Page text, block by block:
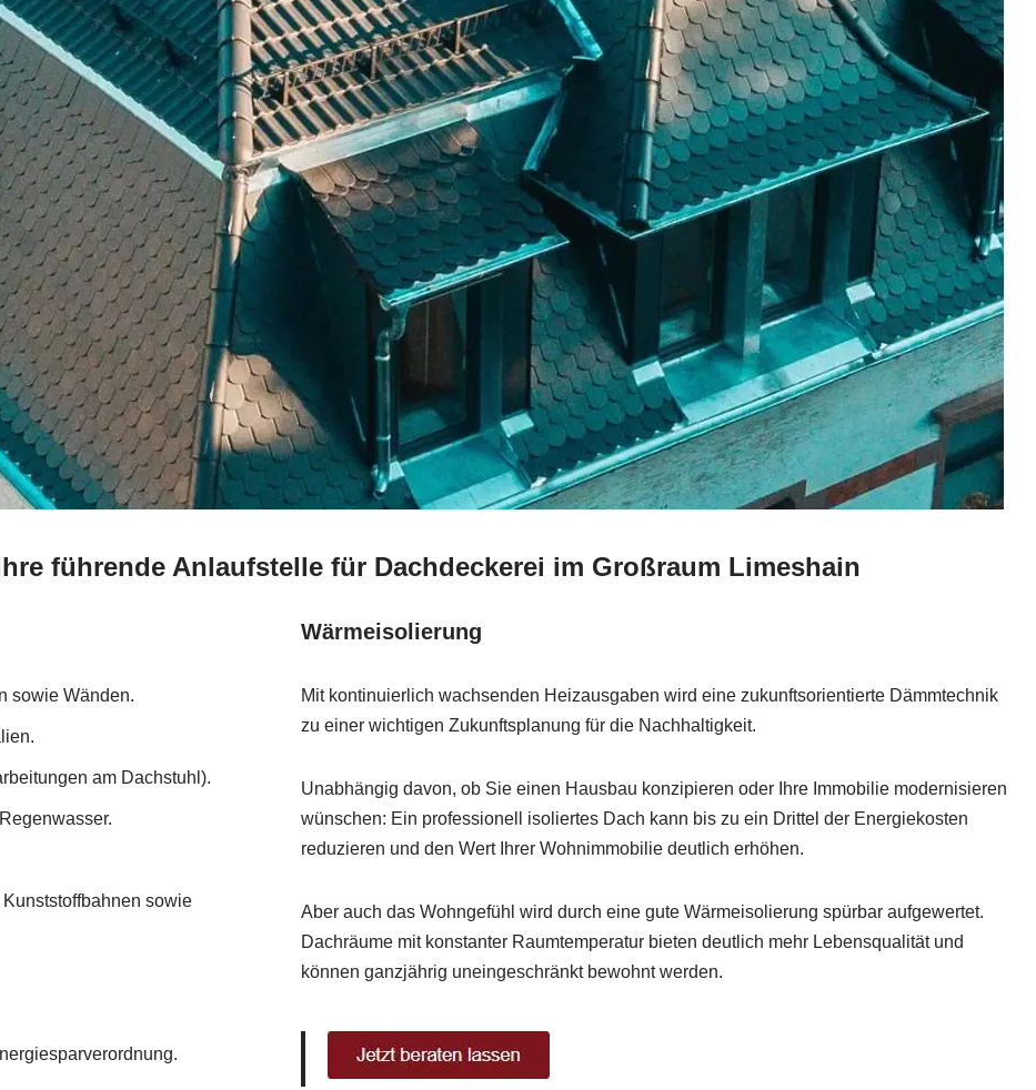
führende Anlaufstelle für Dachdeckerei im Großraum Limeshain
sowie Wänden.
am Dachstuhl).
sowie
Wärmeisolierung
Mit kontinuierlich wachsenden Heizausgaben wird eine zukunftsorientierte Dämmtechnik
zu einer wichtigen Zukunftsplanung für die Nachhaltigkeit.
Unabhängig davon, ob Sie einen Hausbau konzipieren oder Ihre Immobilie modernisieren
wünschen: Ein professionell isoliertes Dach kann bis zu ein Drittel der Energiekosten
reduzieren und den Wert Ihrer Wohnimmobilie deutlich erhöhen.
Aber auch das Wohngefühl wird durch eine gute Wärmeisolierung spürbar aufgewertet.
Dachräume mit konstanter Raumtemperatur bieten deutlich mehr Lebensqualität und
können ganzjährig uneingeschränkt bewohnt werden.